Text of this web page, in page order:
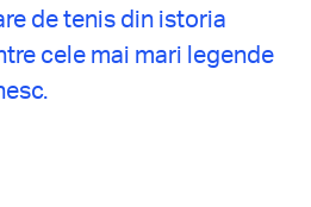
de tenis din istoria
cele mai mari legende